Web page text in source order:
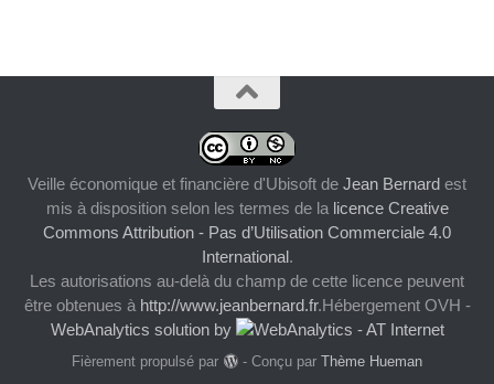
Veille économique et financière d'Ubisoft de Jean Bernard est
mis à disposition selon les termes de la licence Creative
Commons Attribution - Pas d’Utilisation Commerciale 4.0
International.
Les autorisations au-delà du champ de cette licence peuvent
être obtenues à http://www.jeanbernard.fr.Hébergement OVH -
WebAnalytics solution by
Fièrement propulsé par - Conçu par Thème Hueman